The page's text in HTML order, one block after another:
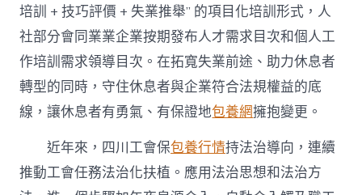
培訓 + 技巧評價 + 失業推舉” 的項目化培訓形式，人
社部分會同業業企業按期發布人才需求目次和個人工
作培訓需求領導目次。在拓寬失業前途、助力休息者
轉型的同時，守住休息者與企業符合法規權益的底
線，讓休息者有勇氣、有保證地包養網擁抱變更。
近年來，四川工會保包養行情持法治導向，連續
推動工會任務法治化扶植。應用法治思想和法治方